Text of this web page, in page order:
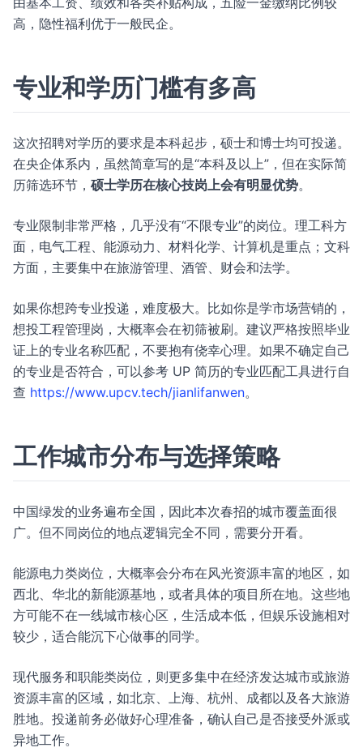
高，隐性福利优于一般民企。
专业和学历门槛有多高
这次招聘对学历的要求是本科起步，硕士和博士均可投递。
在央企体系内，虽然简章写的是“本科及以上”，但在实际简
历筛选环节， 硕士学历在核心技岗上会有明显优势。
专业限制非常严格，几乎没有“不限专业”的岗位。理工科方
面，电气工程、能源动力、材料化学、计算机是重点；文科
方面，主要集中在旅游管理、酒管、财会和法学。
如果你想跨专业投递，难度极大。比如你是学市场营销的，
想投工程管理岗，大概率会在初筛被刷。建议严格按照毕业
证上的专业名称匹配，不要抱有侥幸心理。如果不确定自己
的专业是否符合，可以参考 UP 简历的专业匹配工具进行自
查 https://www.upcv.tech/jianlifanwen。
工作城市分布与选择策略
中国绿发的业务遍布全国，因此本次春招的城市覆盖面很
广。但不同岗位的地点逻辑完全不同，需要分开看。
能源电力类岗位，大概率会分布在风光资源丰富的地区，如
西北、华北的新能源基地，或者具体的项目所在地。这些地
方可能不在一线城市核心区，生活成本低，但娱乐设施相对
较少，适合能沉下心做事的同学。
现代服务和职能类岗位，则更多集中在经济发达城市或旅游
资源丰富的区域，如北京、上海、杭州、成都以及各大旅游
胜地。投递前务必做好心理准备，确认自己是否接受外派或
异地工作。